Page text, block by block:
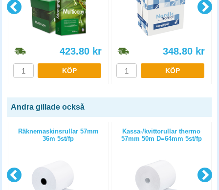
423.80 kr
KÖP
348.80 kr
KÖP
Andra gillade också
Räknemaskinsrullar 57mm
36m 5st/fp
Kassa-/kvittorullar thermo
57mm 50m D=64mm 5st/fp